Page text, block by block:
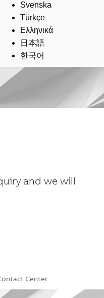
Svenska
Türkçe
Ελληνικά
日本語
한국어
and we will
Center